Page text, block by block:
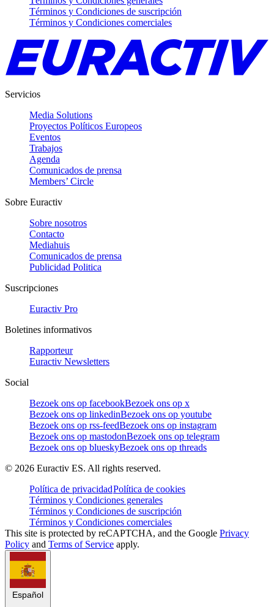
Términos y Condiciones de suscripción
Términos y Condiciones comerciales
Servicios
Media Solutions
Proyectos Políticos Europeos
Eventos
Trabajos
Agenda
Comunicados de prensa
Members’ Circle
Sobre Euractiv
Sobre nosotros
Contacto
Mediahuis
Comunicados de prensa
Publicidad Politica
Suscripciones
Euractiv Pro
Boletines informativos
Rapporteur
Euractiv Newsletters
Social
Bezoek ons op facebookBezoek ons op x
Bezoek ons op linkedinBezoek ons op youtube
Bezoek ons op rss-feedBezoek ons op instagram
Bezoek ons op mastodonBezoek ons op telegram
Bezoek ons op blueskyBezoek ons op threads
© 2026 Euractiv ES. All rights reserved.
Política de privacidadPolítica de cookies
Términos y Condiciones generales
Términos y Condiciones de suscripción
Términos y Condiciones comerciales
This site is protected by reCAPTCHA, and the Google Privacy
Policy and Terms of Service apply.
Español